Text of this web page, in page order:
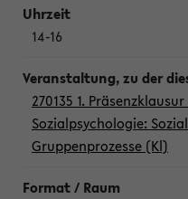
14-16
270135 1.
Sozialpsychologie:
Gruppenprozesse (Kl)